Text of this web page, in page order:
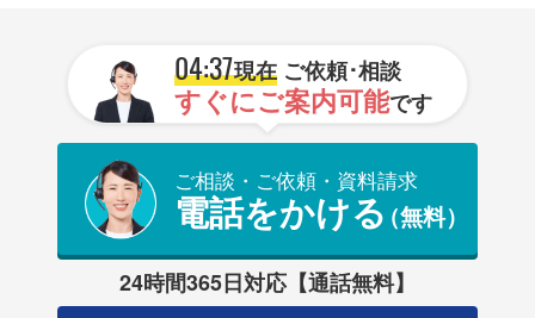
04:37現在ご依頼･相談
すぐにご案内可能です
ご相談・ご依頼・資料請求
電話をかける（無料）
24時間365日対応【通話無料】